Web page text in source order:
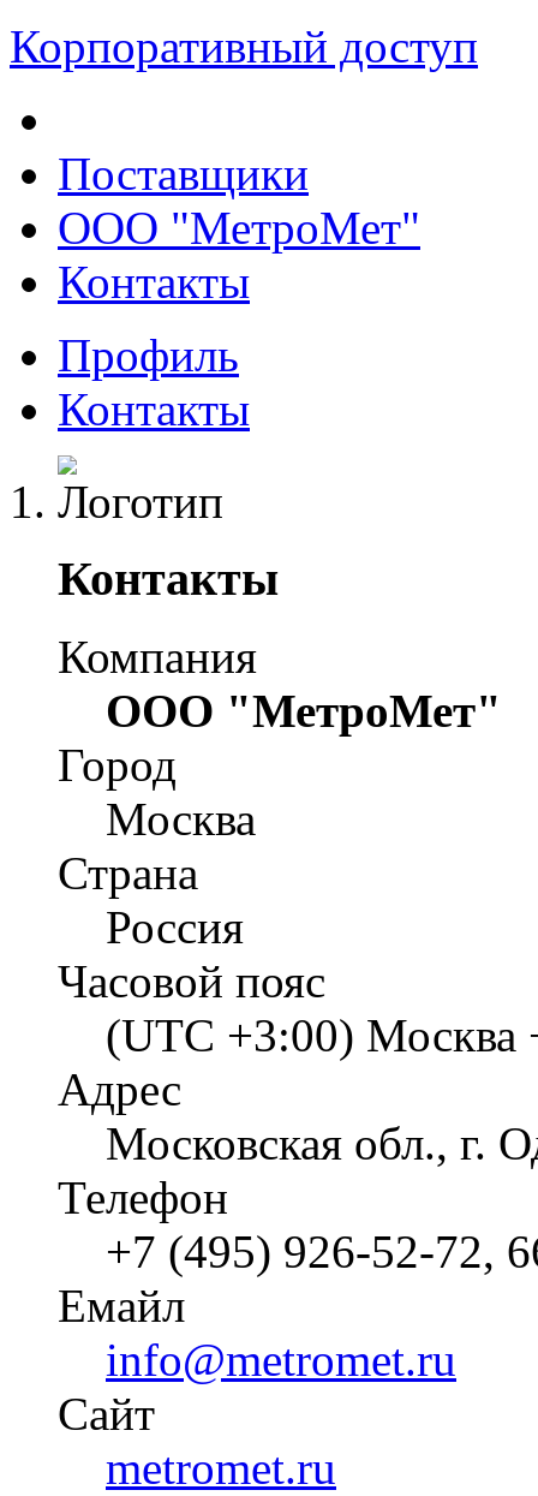
Корпоративный доступ
Поставщики
ООО "МетроМет"
Контакты
Профиль
Контакты
Контакты
Компания
ООО "МетроМет"
Город
Москва
Страна
Россия
Часовой пояс
(UTC +3:00) Москва
Адрес
Московская обл., г.
Телефон
+7 (495) 926-52-72,
Емайл
info@metromet.ru
Cайт
metromet.ru